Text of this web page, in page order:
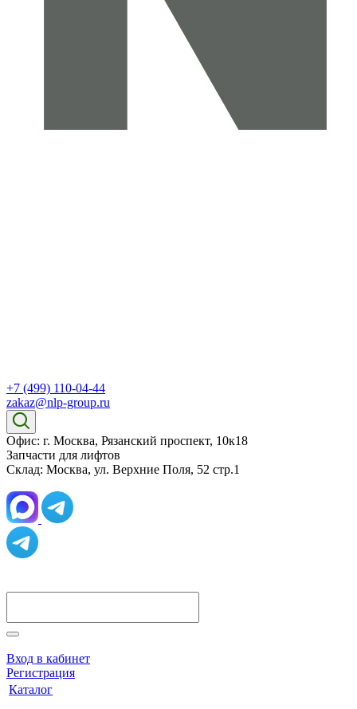
+7 (499) 110-04-44
zakaz@nlp-group.ru
Офис: г. Москва, Рязанский проспект, 10к18
Запчасти для лифтов
Склад: Москва, ул. Верхние Поля, 52 стр.1
Вход в кабинет
Регистрация
Каталог